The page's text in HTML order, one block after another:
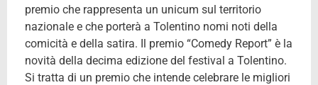
premio che rappresenta un unicum sul territorio
nazionale e che porterà a Tolentino nomi noti della
comicità e della satira. Il premio “Comedy Report” è la
novità della decima edizione del festival a Tolentino.
Si tratta di un premio che intende celebrare le migliori